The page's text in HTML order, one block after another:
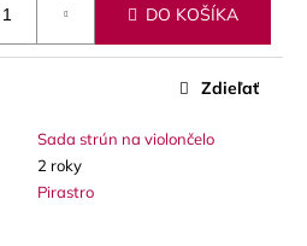
DO KOŠÍKA
Sada strún na violončelo
2 roky
Pirastro
Zdieľať